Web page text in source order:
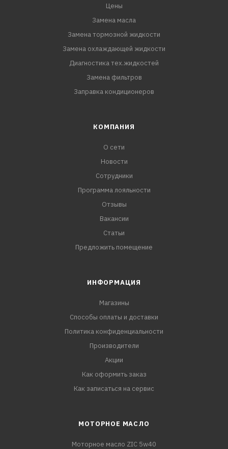
Цены
Замена масла
Замена тормозной жидкости
Замена охлаждающей жидкости
Диагностика тех.жидкостей
Замена фильтров
Заправка кондиционеров
КОМПАНИЯ
О сети
Новости
Сотрудники
Программа лояльности
Отзывы
Вакансии
Статьи
Предложить помещение
ИНФОРМАЦИЯ
Магазины
Способы оплаты и доставки
Политика конфиденциальности
Производители
Акции
Как оформить заказ
Как записаться на сервис
МОТОРНОЕ МАСЛО
Моторное масло ZIC 5w40